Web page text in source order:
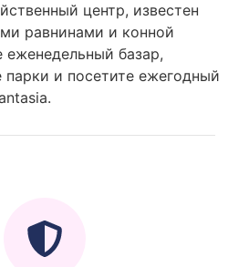
центр, известен
равнинами и конной
еженедельный базар,
парки и посетите ежегодный